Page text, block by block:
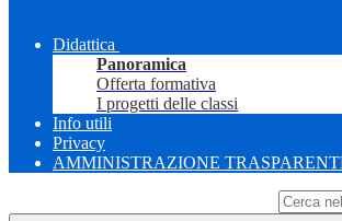
Didattica
Panoramica
Offerta formativa
I progetti delle classi
Info utili
Privacy
AMMINISTRAZIONE